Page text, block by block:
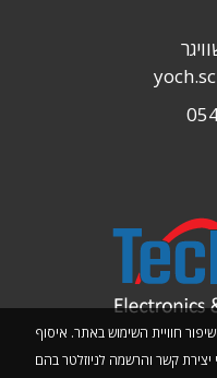
חוויית השימוש באתר. איסוף
קשר והרשמה לניוזלטר בהם